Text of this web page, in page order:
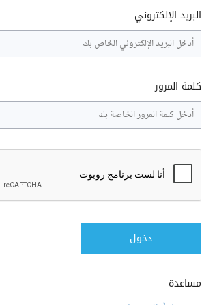
البريد الإلكتروني
كلمة المرور
دخول
مساعدة